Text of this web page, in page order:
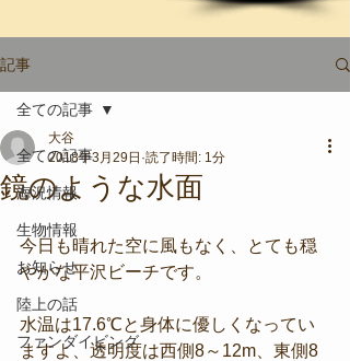
記事
全ての記事
海況情報
生物情報
お知らせ
陸上の話
ファンダイビング
全ての記事
鏡のような水面
大谷
2018年3月29日 読了時間: 1分
今日も晴れた空に風もなく、とても穏
やかな平沢ビーチです。
水温は17.6℃と身体に優しくなってい
ますよ、透明度は西側8～12m、東側8